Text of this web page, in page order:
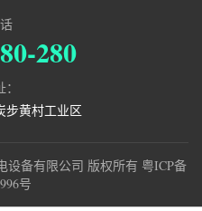
280
步黄村工业区
设备有限公司 版权所有 粤ICP备
号